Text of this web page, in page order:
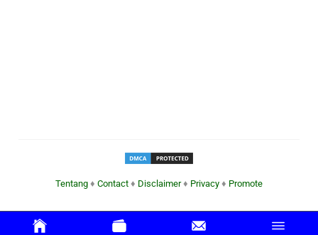
Tentang ♦ Contact ♦ Disclaimer♦ Privacy ♦ Promote